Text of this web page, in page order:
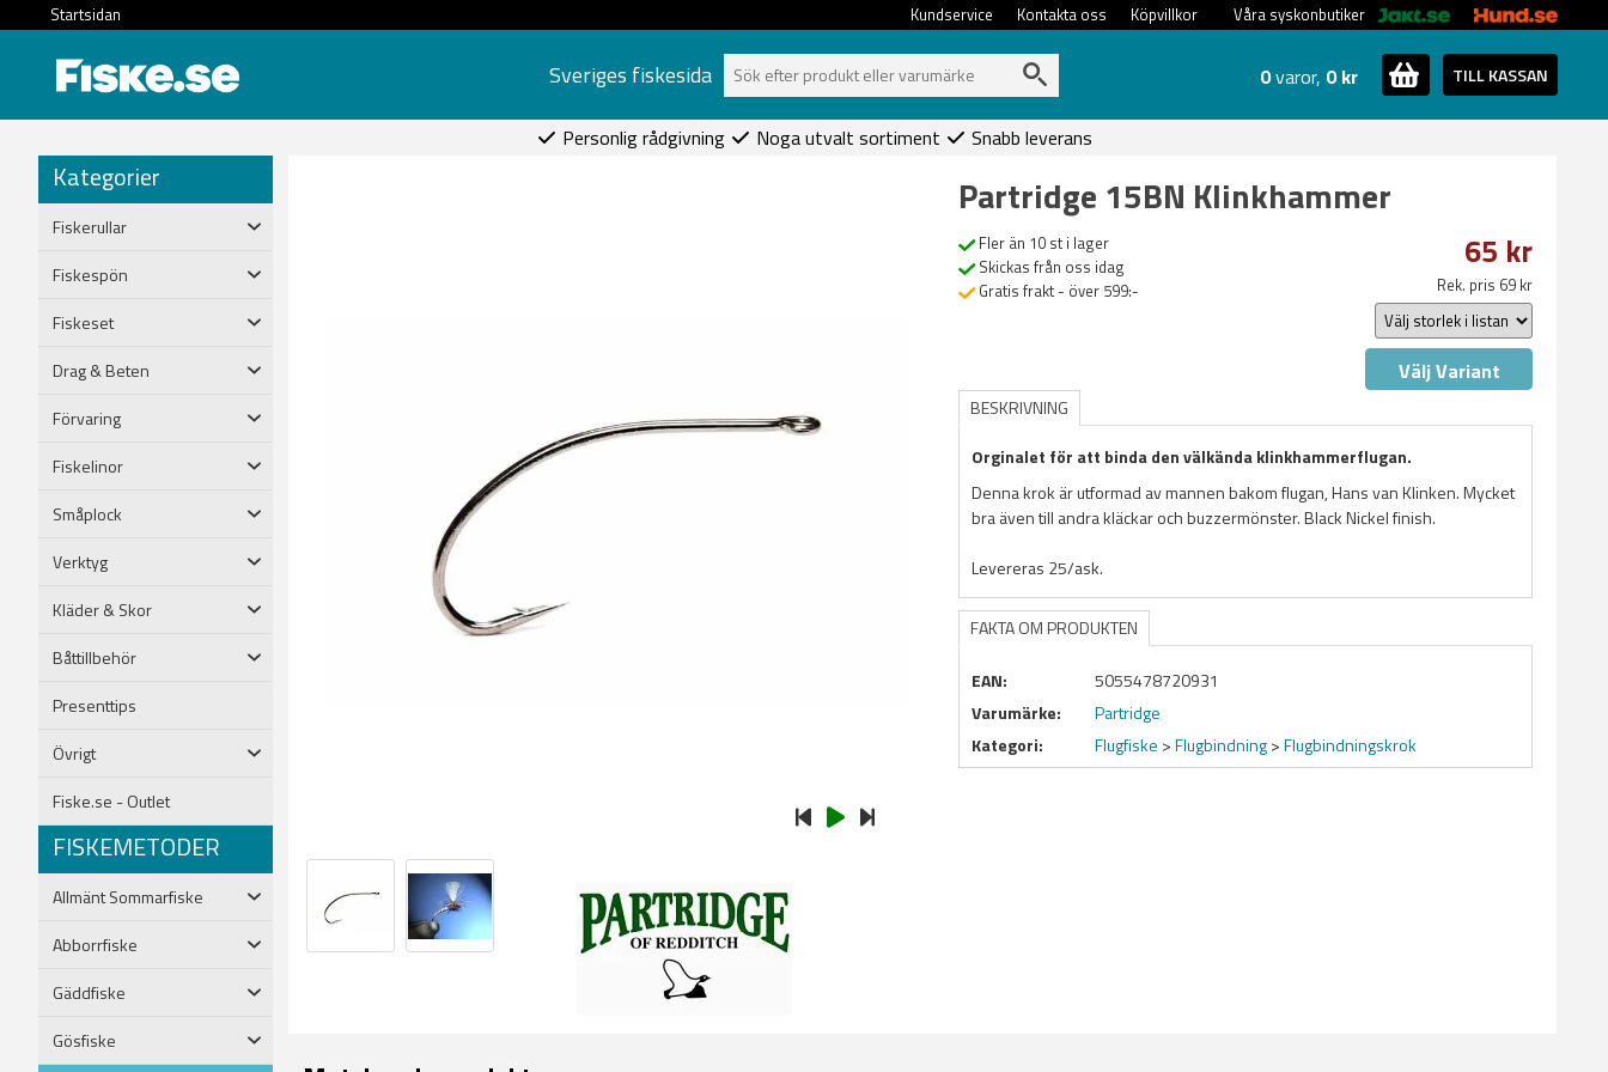
Startsidan Våra syskonbutiker
Köpvillkor
Kontakta oss
Kundservice
Sveriges fiskesida 0varor, 0 kr TILL KASSAN
Personlig rådgivning Noga utvalt sortiment Snabb leverans
Kategorier
Fiskerullar
Fiskespön
Fiskeset
Drag & Beten
Förvaring
Fiskelinor
Småplock
Verktyg
Kläder & Skor
Båttillbehör
Presenttips
Övrigt
Fiske.se - Outlet
FISKEMETODER
Allmänt Sommarfiske
Abborrfiske
Gäddfiske
Gösfiske
Partridge 15BN Klinkhammer
Fler än 10 st i lager
Skickas från oss idag
Gratis frakt - över 599:-
65 kr
Rek. pris 69 kr
Välj Variant
BESKRIVNING
Orginalet för att binda den välkända klinkhammerflugan.
Denna krok är utformad av mannen bakom flugan, Hans van Klinken. Mycket
bra även till andra kläckar och buzzermönster. Black Nickel finish.
Levereras 25/ask.
FAKTA OM PRODUKTEN
EAN:
5055478720931
Varumärke:
Partridge
Kategori:
Flugfiske >Flugbindning>Flugbindningskrok